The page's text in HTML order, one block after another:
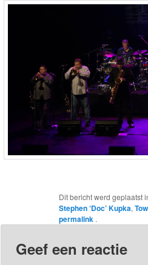
Dit bericht werd geplaatst
Stephen ‘Doc’ Kupka,
permalink .
Geef een reactie